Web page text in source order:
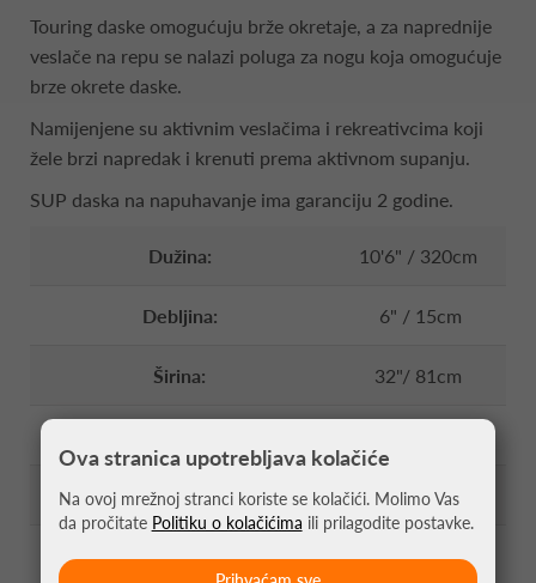
Touring daske omogućuju brže okretaje, a za naprednije
veslače na repu se nalazi poluga za nogu koja omogućuje
brze okrete daske.
Namijenjene su aktivnim veslačima i rekreativcima koji
žele brzi napredak i krenuti prema aktivnom supanju.
SUP daska na napuhavanje ima garanciju 2 godine.
Dužina: 10'6" / 320cm
Debljina: 6" / 15cm
Širina: 32"/ 81cm
Max. nosivost: 143kg
Preporučena težina vozača: 95kg
Ova stranica upotrebljava kolačiće
Na ovoj mrežnoj stranci koriste se kolačići. Molimo Vas
da pročitate Politiku o kolačićima ili prilagodite postavke.